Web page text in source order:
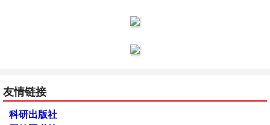
友情链接
科研出版社